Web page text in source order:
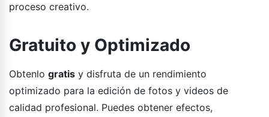
proceso creativo.
Gratuito y Optimizado
Obtenlo gratis y disfruta de un rendimiento
optimizado para la edición de fotos y videos de
calidad profesional. Puedes obtener efectos,